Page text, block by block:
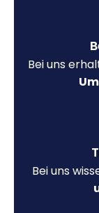
Bei uns
Bei uns